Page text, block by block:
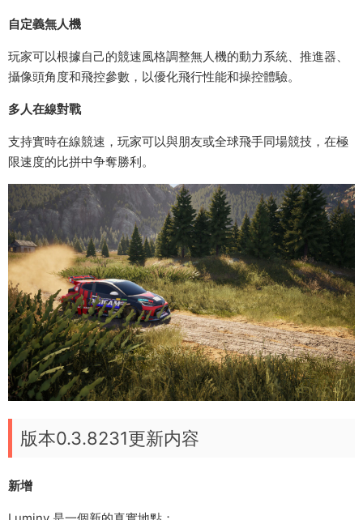
自定義無人機
玩家可以根據自己的競速風格調整無人機的動力系統、推進器、
攝像頭角度和飛控參數，以優化飛行性能和操控體驗。
多人在線對戰
支持實時在線競速，玩家可以與朋友或全球飛手同場競技，在極
限速度的比拼中争奪勝利。
版本0.3.8231更新内容
新增